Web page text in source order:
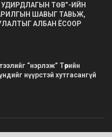
ТӨВ”-ИЙН
ШАВЫГ ТАВЬЖ,
АЛБАН ЁСООР
“нэрлэж” Төрийн
нүүрстэй хутгасангүй